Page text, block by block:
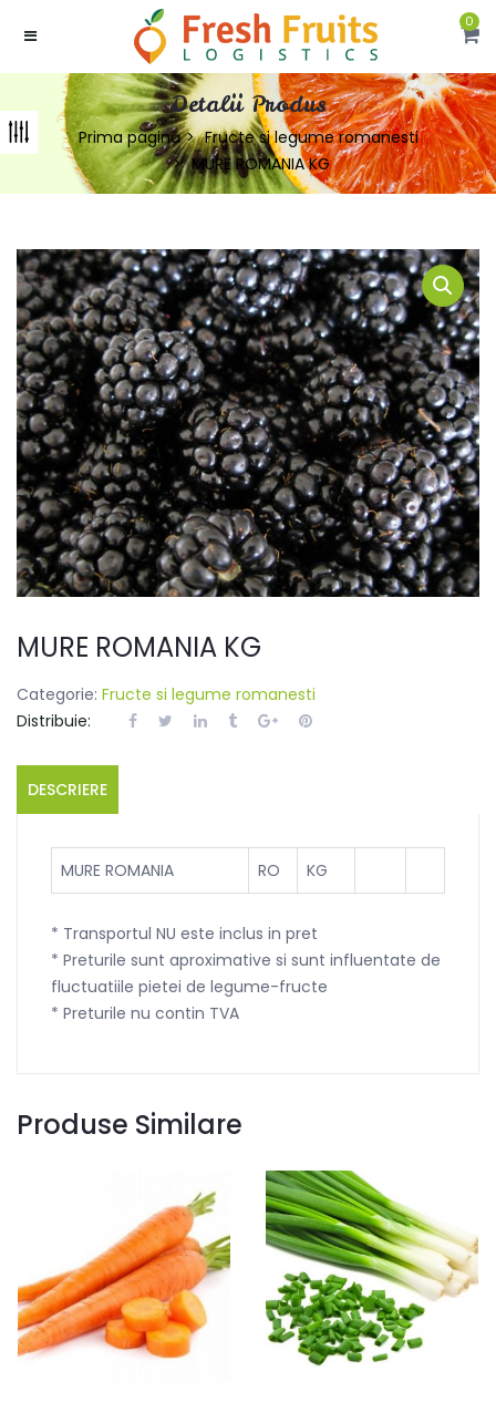
0
Detalii Produs
Prima pagină
Fructe si legume romanesti
MURE ROMANIA KG
MURE ROMANIA KG
Categorie: Fructe si legume romanesti
Distribuie:
DESCRIERE
MURE ROMANIA RO KG
* Transportul NU este inclus in pret
* Preturile sunt aproximative si sunt influentate de
fluctuatiile pietei de legume-fructe
* Preturile nu contin TVA
Produse Similare